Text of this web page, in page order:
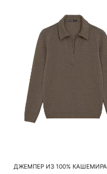
ДЖЕМПЕР ИЗ 100% КАШЕМИРА